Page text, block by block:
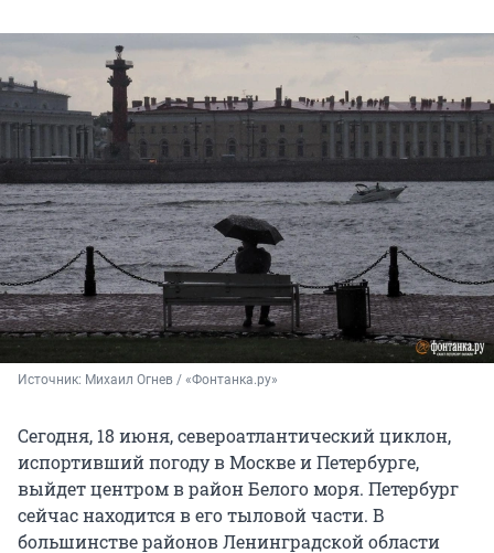
Источник: Михаил Огнев / «Фонтанка.ру»
Сегодня, 18 июня, североатлантический циклон,
испортивший погоду в Москве и Петербурге,
выйдет центром в район Белого моря. Петербург
сейчас находится в его тыловой части. В
большинстве районов Ленинградской области